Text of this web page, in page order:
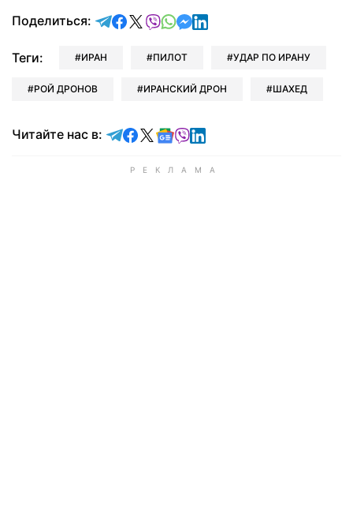
Поделиться: отправить в Telegram
поделиться в Facebook
поделиться в X
отправить в Viber
отправить в Whatsapp
отправить в Messenger
отправить в LinkedIn
Теги: ИРАН ПИЛОТ УДАР ПО ИРАНУ
РОЙ ДРОНОВ ИРАНСКИЙ ДРОН ШАХЕД
Читайте нас в: Читайте в Telegram
Читайте в Facebook
Читайте в X
Читайте в Google news
Читайте в Viber
Читайте в LinkedIn